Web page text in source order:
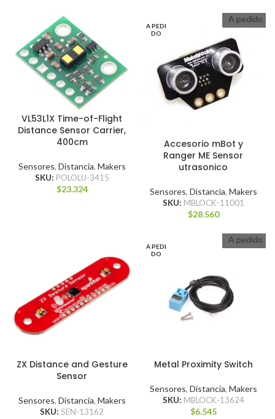
VL53L1X Time-of-Flight
Distance Sensor Carrier,
400cm
Sensores, Distancia, Makers
SKU: POLOLU-3415
$23.324
A PEDI
DO
A pedido
Accesorio mBot y
Ranger ME Sensor
utrasonico
Sensores, Distancia, Makers
SKU: MBLOCK-11001
$28.560
ZX Distance and Gesture
Sensor
Sensores, Distancia, Makers
SKU: SEN-13162
A PEDI
DO
A pedido
Metal Proximity Switch
Sensores, Distancia, Makers
SKU: MBLOCK-13624
$6.545